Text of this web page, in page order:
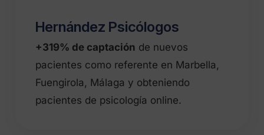
Hernández Psicólogos
+319% de captación de nuevos
pacientes como referente en Marbella,
Fuengirola, Málaga y obteniendo
pacientes de psicología online.